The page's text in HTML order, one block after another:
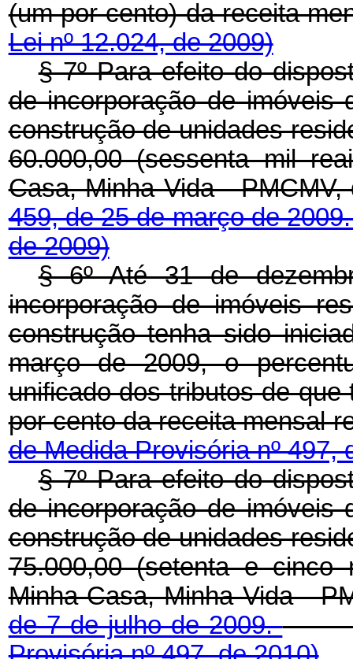
(um por cento) da
Lei nº 12.024, de 2009)
§ 7º Para efeito do
de incorporação de imóveis
construção de unidades
60.000,00 (sessenta mil
Casa, Minha Vida -
459, de 25 de março de
de 2009)
§ 6º Até 31 de
incorporação de imóveis
construção tenha sido
março de 2009, o
unificado dos tributos de
por cento da receita mensal
de Medida Provisória nº 497,
§ 7º Para efeito do
de incorporação de imóveis
construção de unidades
75.000,00 (setenta e
Minha Casa, Minha Vida -
de 7 de julho de 2009.